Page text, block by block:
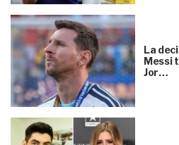
La
Messi
Jor…